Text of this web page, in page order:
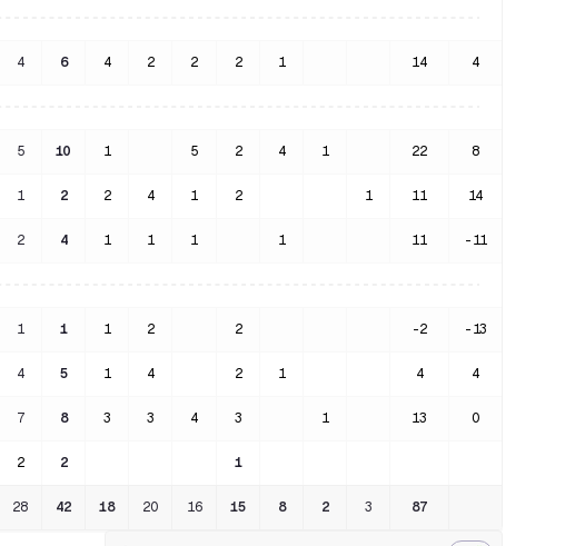
4 6 4 2 2 2 1 14 4
5 10 1 5 2 4 1 22 8
1 2 2 4 1 2 1 11 14
2 4 1 1 1 1 11 -11
1 1 1 2 2 -2 -13
4 5 1 4 2 1 4 4
7 8 3 3 4 3 1 13 0
2 2 1
28 42 18 20 16 15 8 2 3 87